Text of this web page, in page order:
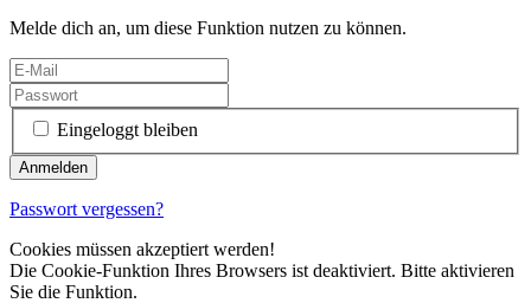
Melde dich an, um diese Funktion nutzen zu können.
Eingeloggt bleiben
Passwort vergessen?
Cookies müssen akzeptiert werden!
Die Cookie-Funktion Ihres Browsers ist deaktiviert. Bitte aktivieren
Sie die Funktion.